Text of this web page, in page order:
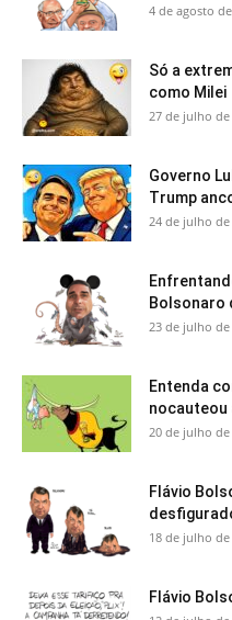
4 de agosto
Só a
como Milei
27 de julho de
Governo
Trump
24 de julho de
Bolsonaro
23 de julho de
Entenda
nocauteou
20 de julho de
Flávio
18 de julho de
Flávio